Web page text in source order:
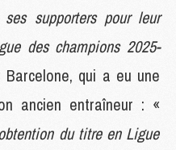
supporters pour leur
des champions 2025-
qui a eu une
ancien entraîneur : «
du titre en Ligue